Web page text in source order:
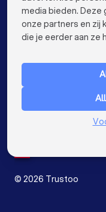
Makelaars in
VOOR PARTICULIEREN
Nederland
© 2026 Trustoo
media bieden.
onze partners en zij
die je eerder aan ze